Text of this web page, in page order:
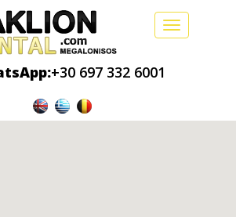
Toggle
+30 697 332 6001